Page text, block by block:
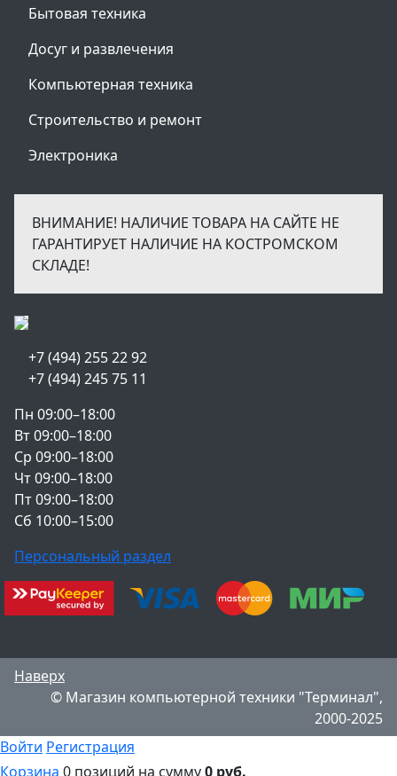
Бытовая техника
Досуг и развлечения
Компьютерная техника
Строительство и ремонт
Электроника
ВНИМАНИЕ! НАЛИЧИЕ ТОВАРА НА САЙТЕ НЕ
ГАРАНТИРУЕТ НАЛИЧИЕ НА КОСТРОМСКОМ
СКЛАДЕ!
+7 (494) 255 22 92
+7 (494) 245 75 11
Пн 09:00–18:00
Вт 09:00–18:00
Ср 09:00–18:00
Чт 09:00–18:00
Пт 09:00–18:00
Сб 10:00–15:00
Персональный раздел
Наверх
© Магазин компьютерной техники "Терминал",
2000-2025
Войти Регистрация
Корзина 0 позиций на сумму0 руб.